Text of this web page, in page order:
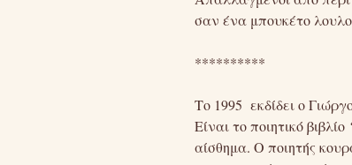
σαν ένα μπουκέτο
**********
Το 1995 εκδίδει ο
Είναι το ποιητικό βιβλίο
αίσθημα. Ο ποιητής